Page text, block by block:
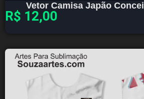
Vetor Camisa Japão
R$ 12,00